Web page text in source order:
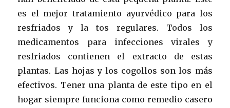
es el mejor tratamiento ayurvédico para los
resfriados y la tos regulares. Todos los
medicamentos para infecciones virales y
resfriados contienen el extracto de estas
plantas. Las hojas y los cogollos son los más
efectivos. Tener una planta de este tipo en el
hogar siempre funciona como remedio casero